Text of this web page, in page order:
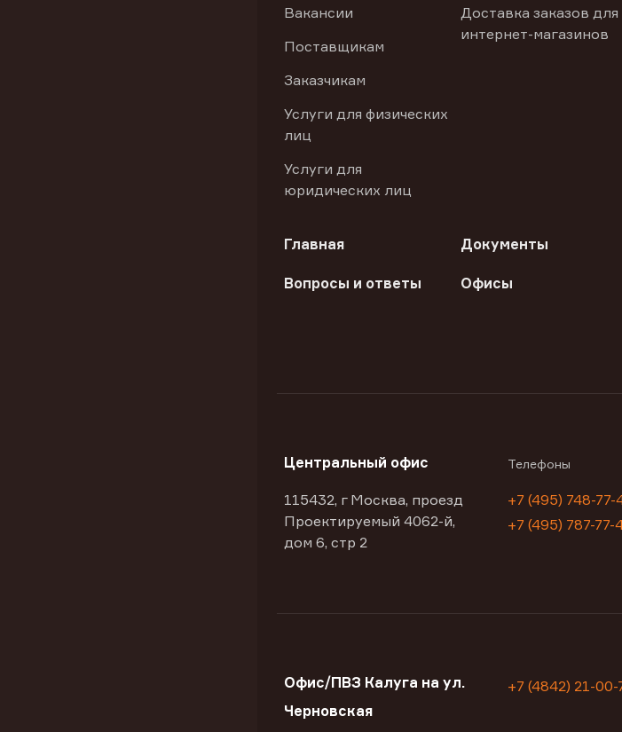
Вакансии
Поставщикам
Заказчикам
Услуги для физических
лиц
Услуги для
юридических лиц
Доставка заказов для
интернет-магазинов
Главная Документы
Вопросы и ответы Офисы
Центральный офис
115432, г Москва, проезд
Проектируемый 4062-й,
дом 6, стр 2
Телефоны
+7 (495) 748-77-
+7 (495) 787-77-
Офис/ПВЗ Калуга на ул.
Черновская
+7 (4842) 21-00-